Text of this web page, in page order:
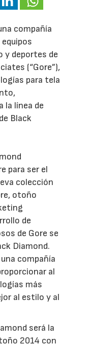
compañía
y deportes de
(“Gore”),
para tela
la línea de
Black
para ser el
colección
otoño
de
de Gore se
Diamond.
compañía
al
más
al estilo y al
será la
2014 con